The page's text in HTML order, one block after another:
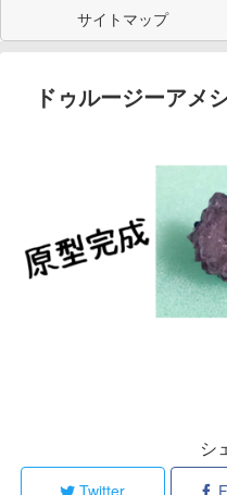
サイトマップ
ドゥルージーアメ
シ